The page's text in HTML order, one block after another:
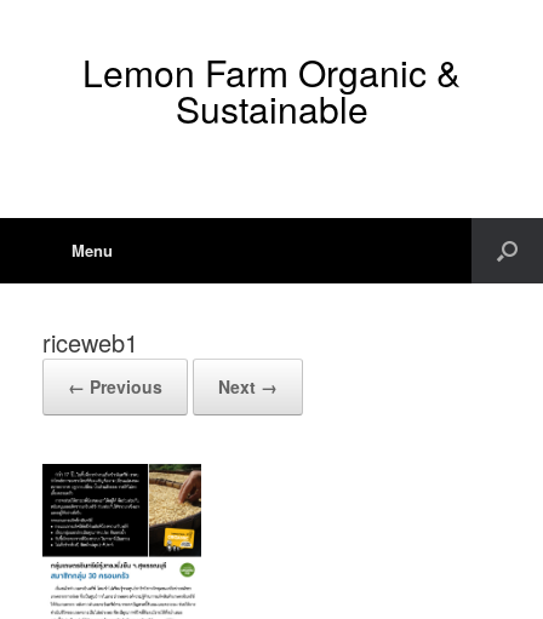
Lemon Farm Organic &
Sustainable
Menu
riceweb1
← Previous Next →